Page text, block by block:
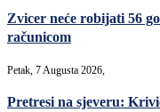
Zvicer neće robijati 56
računicom
Petak, 7 Augusta 2026,
Pretresi na sjeveru: